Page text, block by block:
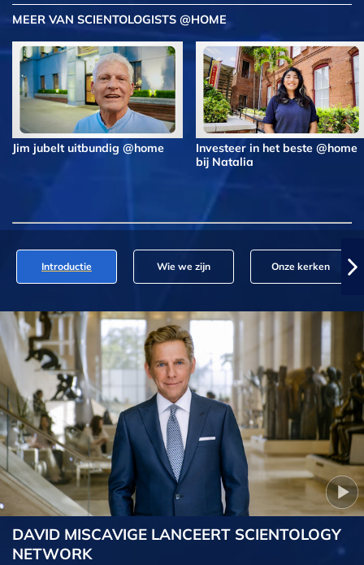
MEER VAN SCIENTOLOGISTS @HOME
Jim jubelt uitbundig @home
Investeer in het beste @home
bij Natalia
Introductie Wie we zijn Onze kerken
DAVID MISCAVIGE LANCEERT SCIENTOLOGY
NETWORK